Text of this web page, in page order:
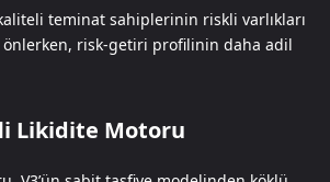
teminat sahiplerinin riskli varlıkları
risk-getiri profilinin daha adil
Likidite Motoru